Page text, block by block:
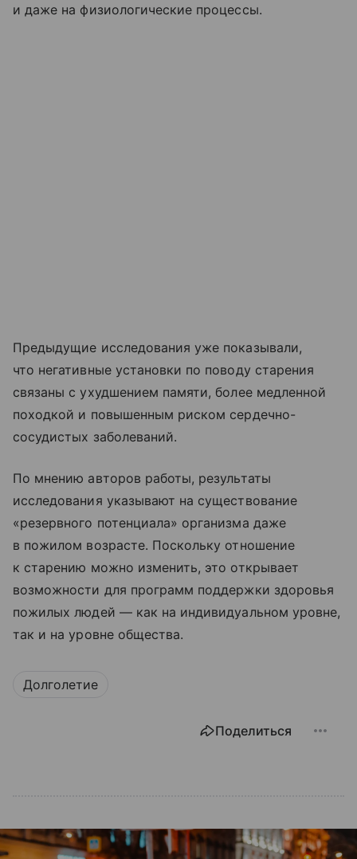
и даже на физиологические процессы.
Предыдущие исследования уже показывали,
что негативные установки по поводу старения
связаны с ухудшением памяти, более медленной
походкой и повышенным риском сердечно-
сосудистых заболеваний.
По мнению авторов работы, результаты
исследования указывают на существование
«резервного потенциала» организма даже
в пожилом возрасте. Поскольку отношение
к старению можно изменить, это открывает
возможности для программ поддержки здоровья
пожилых людей — как на индивидуальном уровне,
так и на уровне общества.
Долголетие
Поделиться